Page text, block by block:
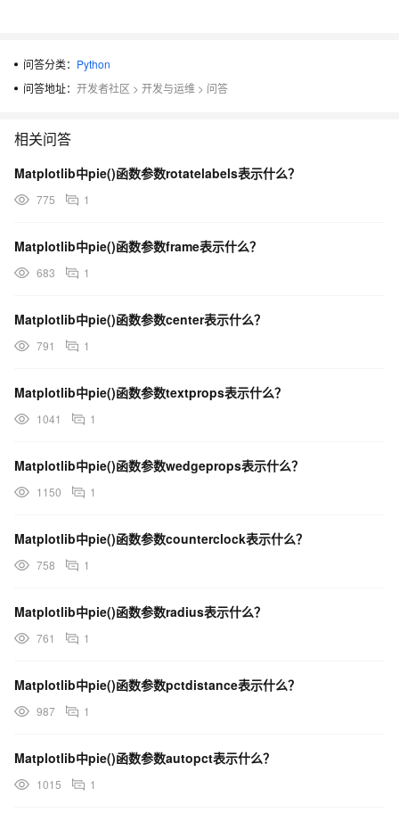
问答分类： Python
问答地址： 开发者社区 > 开发与运维 > 问答
相关问答
Matplotlib中pie()函数参数rotatelabels表示什么？
775 1
Matplotlib中pie()函数参数frame表示什么？
683 1
Matplotlib中pie()函数参数center表示什么？
791 1
Matplotlib中pie()函数参数textprops表示什么？
1041 1
Matplotlib中pie()函数参数wedgeprops表示什么？
1150 1
Matplotlib中pie()函数参数counterclock表示什么？
758 1
Matplotlib中pie()函数参数radius表示什么？
761 1
Matplotlib中pie()函数参数pctdistance表示什么？
987 1
Matplotlib中pie()函数参数autopct表示什么？
1015 1